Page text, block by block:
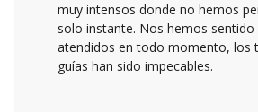
muy intensos donde no hemos
solo instante. Nos hemos sentido
atendidos en todo momento, los
guías han sido impecables.